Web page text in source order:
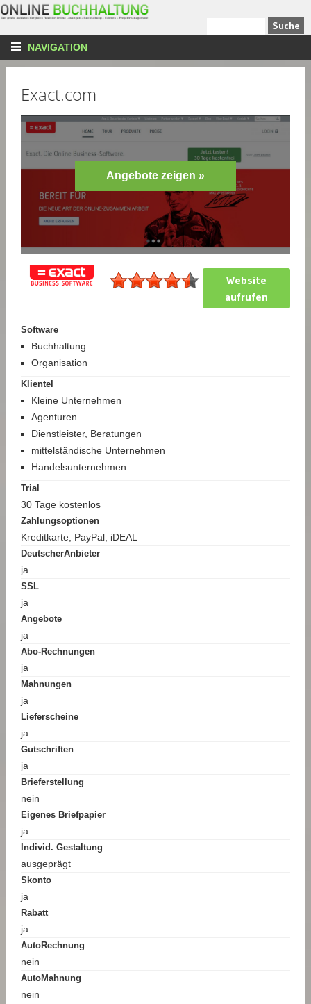
NAVIGATION
Exact.com
Angebote zeigen »
Website
aufrufen
Software
Buchhaltung
Organisation
Klientel
Kleine Unternehmen
Agenturen
Dienstleister, Beratungen
mittelständische Unternehmen
Handelsunternehmen
Trial
30 Tage kostenlos
Zahlungsoptionen
Kreditkarte, PayPal, iDEAL
DeutscherAnbieter
ja
SSL
ja
Angebote
ja
Abo-Rechnungen
ja
Mahnungen
ja
Lieferscheine
ja
Gutschriften
ja
Brieferstellung
nein
Eigenes Briefpapier
ja
Individ. Gestaltung
ausgeprägt
Skonto
ja
Rabatt
ja
AutoRechnung
nein
AutoMahnung
nein